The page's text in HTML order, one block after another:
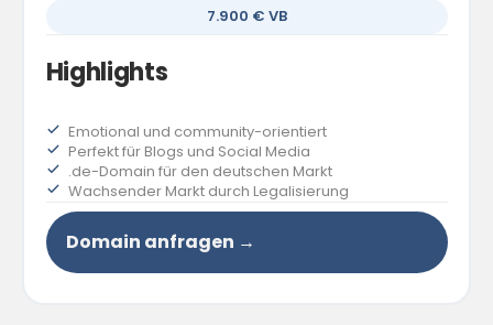
7.900 € VB
Highlights
Emotional und community-orientiert
Perfekt für Blogs und Social Media
.de-Domain für den deutschen Markt
Wachsender Markt durch Legalisierung
Domain anfragen →